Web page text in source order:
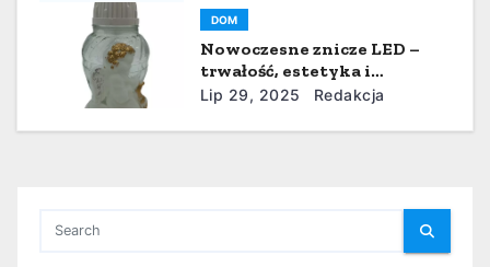
DOM
Nowoczesne znicze LED –
trwałość, estetyka i
oszczędność
Lip 29, 2025 Redakcja